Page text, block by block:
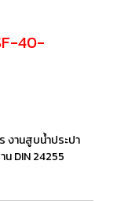
40-
งานสูบน้ำประปา
DIN 24255